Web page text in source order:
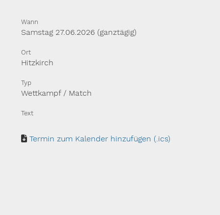
Wann
Samstag 27.06.2026 (ganztägig)
Ort
Hitzkirch
Typ
Wettkampf / Match
Text
Termin zum Kalender hinzufügen (.ics)